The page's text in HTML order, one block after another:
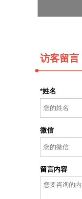
访客留言
*姓名
微信
留言内容